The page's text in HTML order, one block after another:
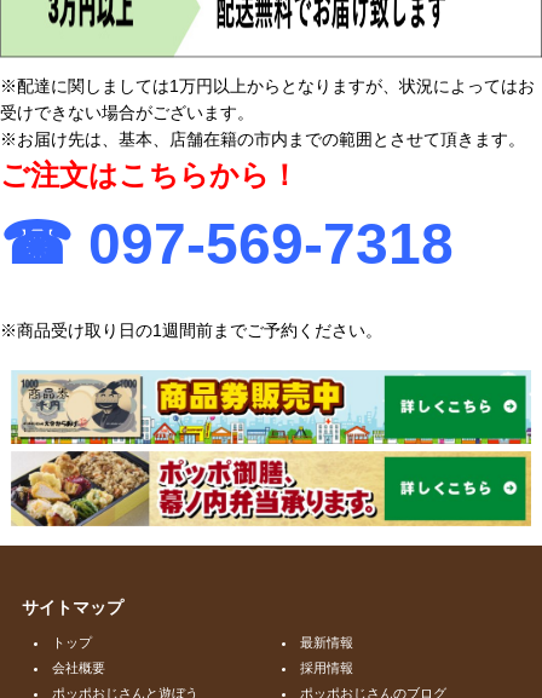
※配達に関しましては1万円以上からとなりますが、状況によってはお
受けできない場合がございます。
※お届け先は、基本、店舗在籍の市内までの範囲とさせて頂きます。
ご注文はこちらから！
☎︎ 097-569-7318
※商品受け取り日の1週間前までご予約ください。
サイトマップ
トップ
最新情報
会社概要
採用情報
ポッポおじさんと遊ぼう
ポッポおじさんのブログ